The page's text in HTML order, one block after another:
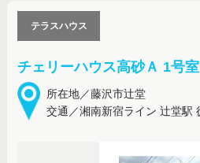
チェリーハウス高砂Ａ 1号室
所在地／藤沢市辻堂
交通／湘南新宿ライン 辻堂駅
テラスハウス